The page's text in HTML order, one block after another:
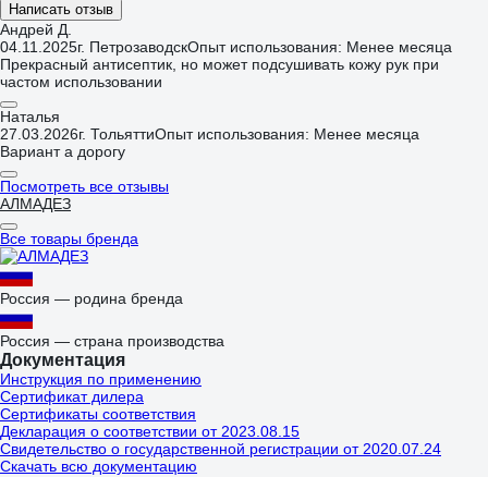
Написать отзыв
Андрей Д.
04.11.2025г. ПетрозаводскОпыт использования: Менее месяца
Прекрасный антисептик, но может подсушивать кожу рук при
частом использовании
Наталья
27.03.2026г. ТольяттиОпыт использования: Менее месяца
Вариант а дорогу
Посмотреть все отзывы
АЛМАДЕЗ
Все товары бренда
Россия — родина бренда
Россия — страна производства
Документация
Инструкция по применению
Сертификат дилера
Сертификаты соответствия
Декларация о соответствии от 2023.08.15
Свидетельство о государственной регистрации от 2020.07.24
Скачать всю документацию